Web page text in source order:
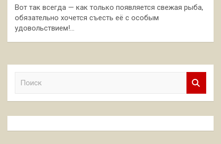
Вот так всегда — как только появляется свежая рыба,
обязательно хочется съесть её с особым
удовольствием!…
к